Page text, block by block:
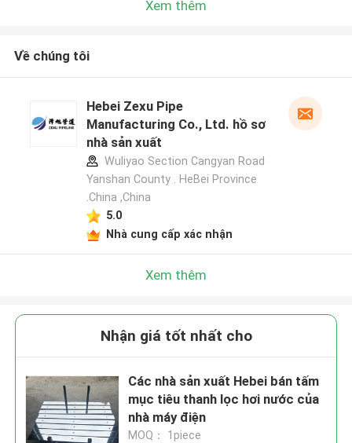
Xem thêm
Về chúng tôi
Hebei Zexu Pipe
Manufacturing Co., Ltd. hồ sơ
nhà sản xuất
Wuliyao Section Cangyan Road
Yanshan County . HeBei Province
.China ,China
5.0
Nhà cung cấp xác nhận
Xem thêm
Nhận giá tốt nhất cho
Các nhà sản xuất Hebei bán tấm
mục tiêu thanh lọc hơi nước của
nhà máy điện
MOQ： 1piece